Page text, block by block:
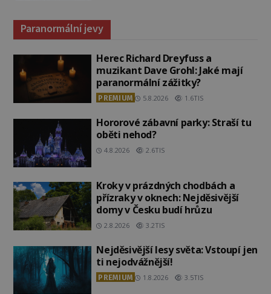
Paranormální jevy
Herec Richard Dreyfuss a
muzikant Dave Grohl: Jaké mají
paranormální zážitky?
PREMIUM 5.8.2026 1.6TIS
Hororové zábavní parky: Straší tu
oběti nehod?
4.8.2026 2.6TIS
Kroky v prázdných chodbách a
přízraky v oknech: Nejděsivější
domy v Česku budí hrůzu
2.8.2026 3.2TIS
Nejděsivější lesy světa: Vstoupí jen
ti nejodvážnější!
PREMIUM 1.8.2026 3.5TIS